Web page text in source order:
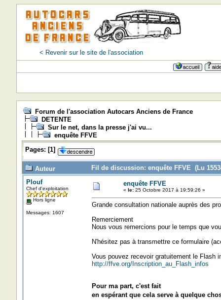
< Revenir sur le site de l'association
Forum de l'association Autocars Anciens de France
DETENTE
Sur le net, dans la presse j'ai vu...
enquête FFVE
Pages: [1]
Auteur
Fil de discussion: enquête FFVE (Lu
Plouf
Chef d'exploitation
Hors ligne
Messages: 1607
enquête FFVE
« le:25 Octobre 2017 à 19:59:26 »
Grande consultation nationale auprès des
Remerciement
Nous vous remercions pour le temps que
N'hésitez pas à transmettre ce formulaire
Vous pouvez recevoir gratuitement le Flash
http://ffve.org/Inscription_au_Flash_infos
Pour ma part, c'est fait
en espérant que cela serve à quelque